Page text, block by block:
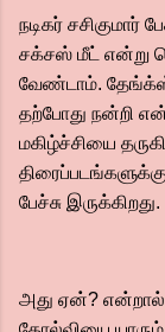
நடிகர் சசிகுமார்
சக்சஸ் மீட் என்று
வேண்டாம்.
தற்போது நன்றி
மகிழ்ச்சியை
பேச்சு இருக்கிறது.
அது ஏன்?